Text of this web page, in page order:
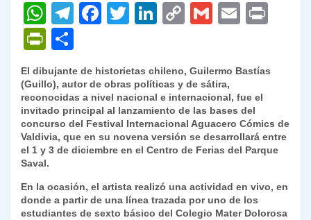
W
h
at
s
A
p
p
T
gr
a
m
F
e
b
o
o
T
er
Li
e
dI
n
C
y
Li
n
k
G
l
E
l
P
ri
nt
Fr
ie
n
dl
y
o
m
p
ar
tir
El dibujante de historietas chileno, Guilermo Bastías
(Guillo), autor de obras políticas y de sátira,
reconocidas a nivel nacional e internacional, fue el
invitado principal al lanzamiento de las bases del
concurso del Festival Internacional Aguacero Cómics de
Valdivia, que en su novena versión se desarrollará entre
el 1 y 3 de diciembre en el Centro de Ferias del Parque
Saval.
En la ocasión, el artista realizó una actividad en vivo, en
donde a partir de una línea trazada por uno de los
estudiantes de sexto básico del Colegio Mater Dolorosa